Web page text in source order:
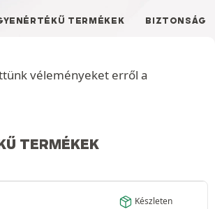
TERMÉKEK BIZTONSÁG
véleményeket erről a
TERMÉKEK
Készleten